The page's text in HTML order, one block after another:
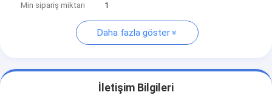
Min sipariş miktarı
1
Daha fazla göster
İletişim Bilgileri